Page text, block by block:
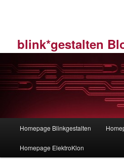
blink*gestalten
Homepage Blinkgestalten
Homepage ElektroKlon